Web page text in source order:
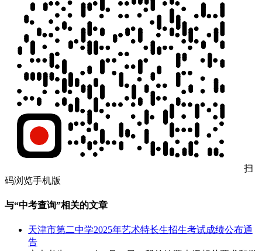
扫
码浏览手机版
与“中考查询”相关的文章
天津市第二中学2025年艺术特长生招生考试成绩公布通
告